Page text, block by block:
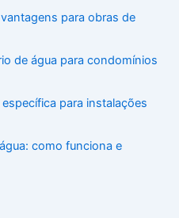
para obras de
de água para condomínios
para instalações
como funciona e